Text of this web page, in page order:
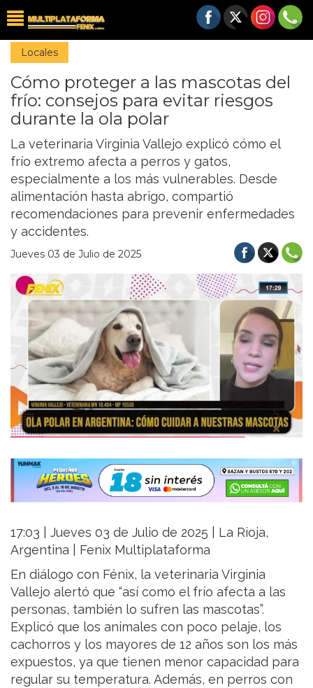
Locales
Cómo proteger a las mascotas del
frío: consejos para evitar riesgos
durante la ola polar
La veterinaria Virginia Vallejo explicó cómo el
frío extremo afecta a perros y gatos,
especialmente a los más vulnerables. Desde
alimentación hasta abrigo, compartió
recomendaciones para prevenir enfermedades
y accidentes.
Jueves 03 de Julio de 2025
17:03 | Jueves 03 de Julio de 2025 | La Rioja,
Argentina | Fenix Multiplataforma
En diálogo con Fénix, la veterinaria Virginia
Vallejo alertó que “así como el frío afecta a las
personas, también lo sufren las mascotas”.
Explicó que los animales con poco pelaje, los
cachorros y los mayores de 12 años son los más
expuestos, ya que tienen menor capacidad para
regular su temperatura. Además, en perros con